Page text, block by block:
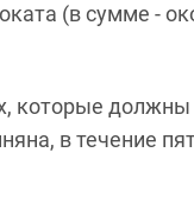
(в сумме -
которые
в течение